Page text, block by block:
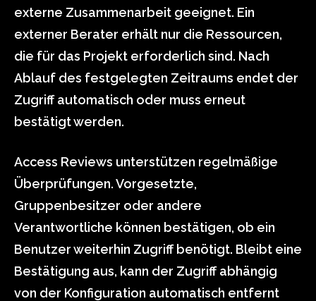
externe Zusammenarbeit geeignet. Ein
externer Berater erhält nur die Ressourcen,
die für das Projekt erforderlich sind. Nach
Ablauf des festgelegten Zeitraums endet der
Zugriff automatisch oder muss erneut
bestätigt werden.
Access Reviews unterstützen regelmäßige
Überprüfungen. Vorgesetzte,
Gruppenbesitzer oder andere
Verantwortliche können bestätigen, ob ein
Benutzer weiterhin Zugriff benötigt. Bleibt eine
Bestätigung aus, kann der Zugriff abhängig
von der Konfiguration automatisch entfernt